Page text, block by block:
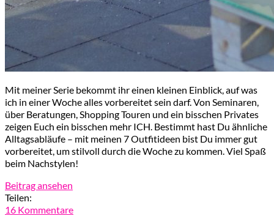
Mit meiner Serie bekommt ihr einen kleinen Einblick, auf was
ich in einer Woche alles vorbereitet sein darf. Von Seminaren,
über Beratungen, Shopping Touren und ein bisschen Privates
zeigen Euch ein bisschen mehr ICH. Bestimmt hast Du ähnliche
Alltagsabläufe – mit meinen 7 Outfitideen bist Du immer gut
vorbereitet, um stilvoll durch die Woche zu kommen. Viel Spaß
beim Nachstylen!
Beitrag ansehen
Teilen:
16 Kommentare